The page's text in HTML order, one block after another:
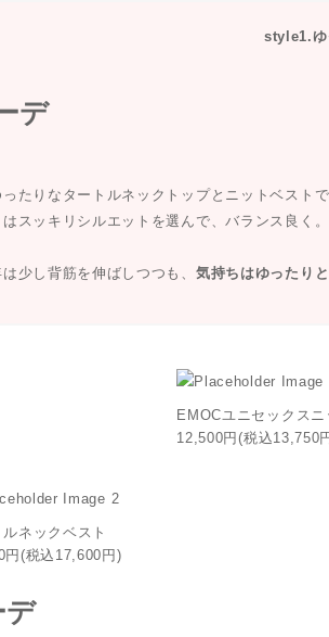
style1.ゆ
たりなタートルネックトップとニットベスト
はスッキリシルエットを選んで、バランス良く
少し背筋を伸ばしつつも、 気持ちはゆったりと
EMOCユニセックス
12,500円(税込13,750
ルネックベスト
円(税込17,600円)